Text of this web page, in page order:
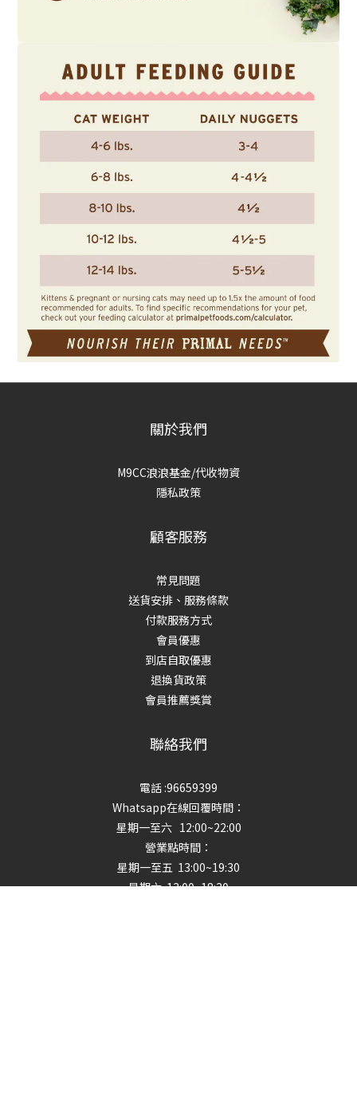
關於我們
M9CC浪浪基金/代收物資
隱私政策
顧客服務
常見問題
送貨安排、服務條款
付款服務方式
會員優惠
到店自取優惠
退換貨政策
會員推薦獎賞
聯絡我們
電話 :96659399
Whatsapp在線回覆時間：
星期一至六 12:00~22:00
營業點時間：
星期一至五 13:00~19:30
星期六 13:00~18:30